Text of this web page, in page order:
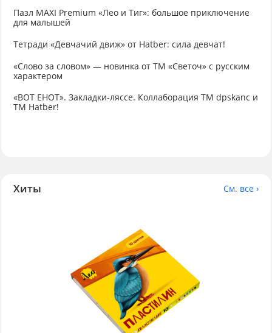
Пазл MAXI Premium «Лео и Тиг»: большое приключение
для малышей
Тетради «Девчачий движ» от Hatber: сила девчат!
«Слово за словом» — новинка от ТМ «Светоч» с русским
характером
«ВОТ ЕНОТ». Закладки-ляссе. Коллаборация TM dpskanc и
ТМ Hatber!
Хиты См. все ›